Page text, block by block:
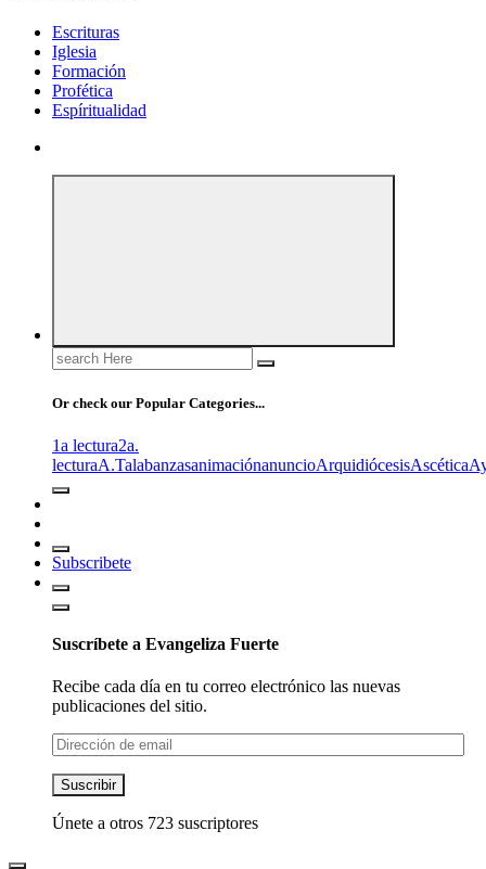
Escrituras
Iglesia
Formación
Profética
Espíritualidad
Search
for:
Or check our Popular Categories...
1a lectura2a.
lecturaA.TalabanzasanimaciónanuncioArquidiócesisAscética
Subscribete
Suscríbete a Evangeliza Fuerte
Recibe cada día en tu correo electrónico las nuevas
publicaciones del sitio.
Dirección
de
email
Suscribir
Únete a otros 723 suscriptores